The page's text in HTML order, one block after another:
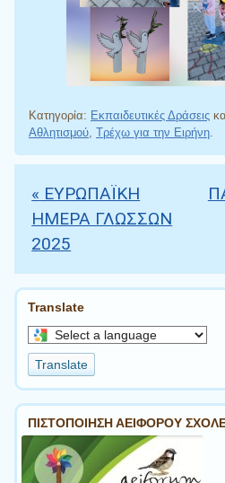
Κατηγορία: Εκπαιδευτικές Δράσεις
Αθλητισμού, Τρέχω για την Ειρήνη.
Πλοήγηση
« ΕΥΡΩΠΑΪΚΗ
ΗΜΕΡΑ ΓΛΩΣΣΩΝ
2025
Translate
Select
a
language
to
translate
this
page
Translate
ΠΙΣΤΟΠΟΙΗΣΗ ΑΕΙΦΟΡΟΥ